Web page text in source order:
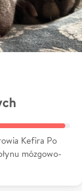
Kefira Po
mózgowo-